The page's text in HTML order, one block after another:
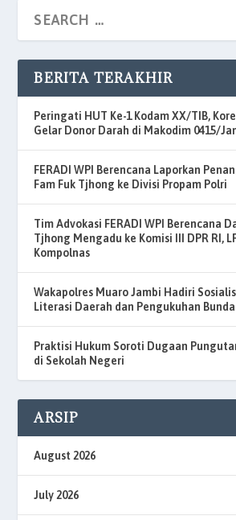
BERITA TERAKHIR
Peringati HUT Ke-1 Kodam XX/TIB,
Gelar Donor Darah di Makodim 0415/
FERADI WPI Berencana Laporkan
Fam Fuk Tjhong ke Divisi Propam Polri
Tim Advokasi FERADI WPI Berencana
Tjhong Mengadu ke Komisi III DPR RI,
Kompolnas
Wakapolres Muaro Jambi Hadiri
Literasi Daerah dan Pengukuhan
Praktisi Hukum Soroti Dugaan
di Sekolah Negeri
ARSIP
August 2026
July 2026